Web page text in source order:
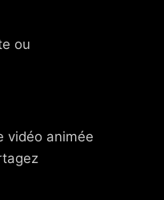
ou
vidéo animée